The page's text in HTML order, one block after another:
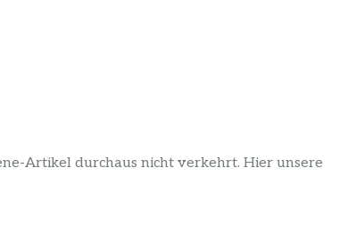
Artikel durchaus nicht verkehrt. Hier unsere